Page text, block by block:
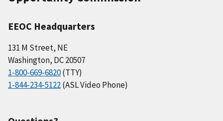
EEOC Headquarters
131 M Street, NE
Washington, DC 20507
1-800-669-6820(TTY)
1-844-234-5122(ASL Video Phone)